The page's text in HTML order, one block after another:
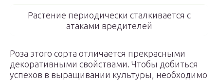
Растение периодически сталкивается с
атаками вредителей
Роза этого сорта отличается прекрасными
декоративными свойствами. Чтобы добиться
успехов в выращивании культуры, необходимо